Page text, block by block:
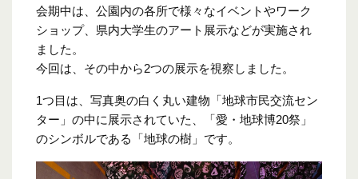
会期中は、公園内の各所で様々なイベントやワーク
ショップ、県内大学生のアート展示などが実施され
ました。
今回は、その中から2つの展示を視察しました。
1つ目は、写真奥の白く丸い建物「地球市民交流セン
ター」の中に展示されていた、「愛・地球博20祭」
のシンボルである「地球の樹」です。